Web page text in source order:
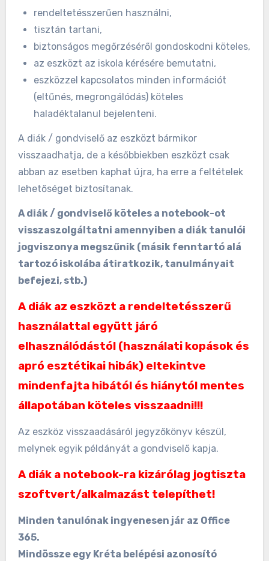
rendeltetésszerűen használni,
tisztán tartani,
biztonságos megőrzéséről gondoskodni köteles,
az eszközt az iskola kérésére bemutatni,
eszközzel kapcsolatos minden információt
(eltűnés, megrongálódás) köteles
haladéktalanul bejelenteni.
A diák / gondviselő az eszközt bármikor
visszaadhatja, de a későbbiekben eszközt csak
abban az esetben kaphat újra, ha erre a feltételek
lehetőséget biztosítanak.
A diák / gondviselő köteles a notebook-ot
visszaszolgáltatni amennyiben a diák tanulói
jogviszonya megszűnik (másik fenntartó alá
tartozó iskolába átiratkozik, tanulmányait
befejezi, stb.)
A diák az eszközt a rendeltetésszerű
használattal együtt járó
elhasználódástól (használati kopások és
apró esztétikai hibák) eltekintve
mindenfajta hibától és hiánytól mentes
állapotában köteles visszaadni!!!
Az eszköz visszaadásáról jegyzőkönyv készül,
melynek egyik példányát a gondviselő kapja.
A diák a notebook-ra kizárólag jogtiszta
szoftvert/alkalmazást telepíthet!
Minden tanulónak ingyenesen jár az Office
365.
Mindössze egy Kréta belépési azonosító